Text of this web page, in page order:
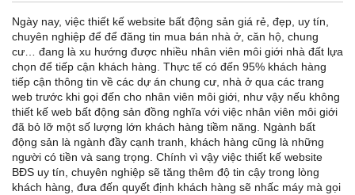
Ngày nay, việc thiết kế website bất động sản giá rẻ, đẹp, uy tín,
chuyên nghiệp để để đăng tin mua bán nhà ở, căn hộ, chung
cư… đang là xu hướng được nhiều nhân viên môi giới nhà đất lựa
chọn để tiếp cận khách hàng. Thực tế có đến 95% khách hàng
tiếp cận thông tin về các dự án chung cư, nhà ở qua các trang
web trước khi gọi đến cho nhân viên môi giới, như vậy nếu không
thiết kế web bất động sản đồng nghĩa với việc nhân viên môi giới
đã bỏ lỡ một số lượng lớn khách hàng tiềm năng. Ngành bất
động sản là ngành đầy cạnh tranh, khách hàng cũng là những
người có tiền và sang trọng. Chính vì vậy việc thiết kế website
BĐS uy tín, chuyên nghiệp sẽ tăng thêm độ tin cậy trong lòng
khách hàng, đưa đến quyết định khách hàng sẽ nhấc máy mà gọi